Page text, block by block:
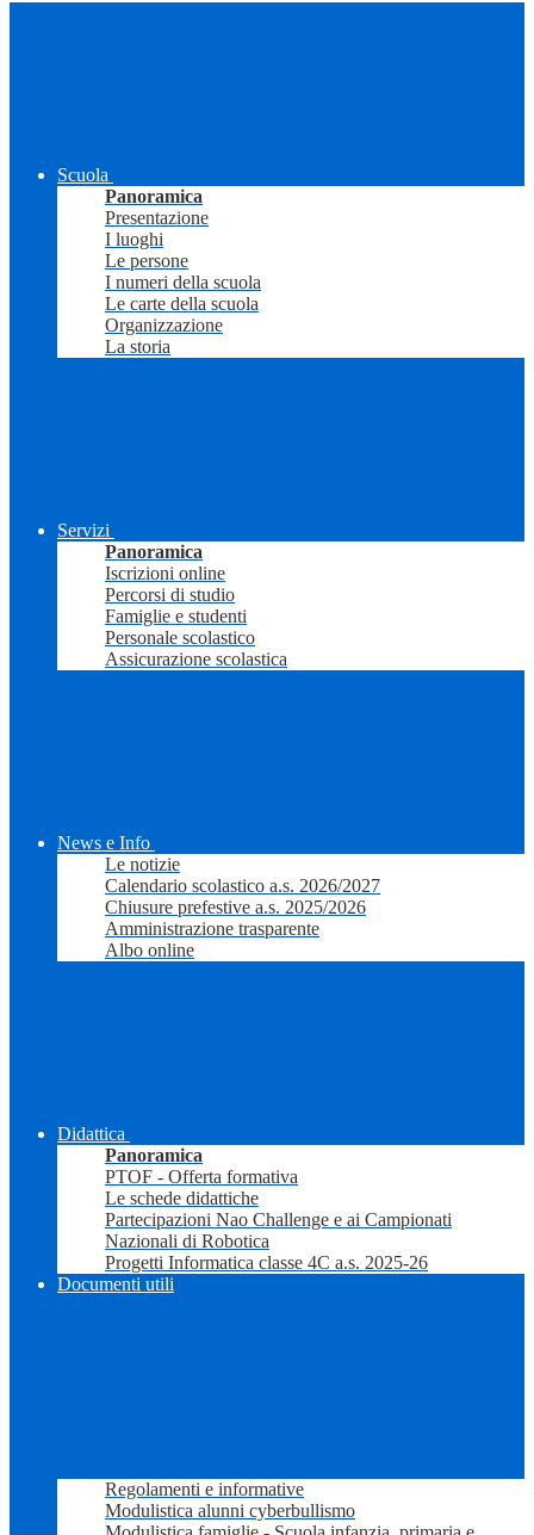
Scuola
Panoramica
Presentazione
I luoghi
Le persone
I numeri della scuola
Le carte della scuola
Organizzazione
La storia
Servizi
Panoramica
Iscrizioni online
Percorsi di studio
Famiglie e studenti
Personale scolastico
Assicurazione scolastica
News e Info
Le notizie
Calendario scolastico a.s. 2026/2027
Chiusure prefestive a.s. 2025/2026
Amministrazione trasparente
Albo online
Didattica
Panoramica
PTOF - Offerta formativa
Le schede didattiche
Partecipazioni Nao Challenge e ai Campionati
Nazionali di Robotica
Progetti Informatica classe 4C a.s. 2025-26
Documenti utili
Regolamenti e informative
Modulistica alunni cyberbullismo